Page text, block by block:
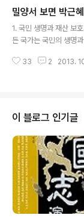
이를 두고 얘기를 한
----- 1. 지역 주민 제압
에 경찰이 투입된 지 오
전탑 쉰두 개 가운데 다
밀양서 보면 박근
1. 국민 생명과 재산 보
든 국가는 국민의 생명
대국가는 그 나라를 지
입니다. 북한이 그러하
대부분이 알고 있습니
굶어 죽게 만들고 인권
러면서 세계 대부분 사
하는 데에는 가능한 모
민국도 국가가 권력을
33 2 2013.
이 블로그 인기글